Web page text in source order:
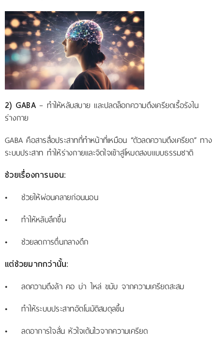
2) GABA– ทำให้หลับสบาย และปลดล็อกความตึงเครียดเรื้อรังใน
ร่างกาย
GABA คือสารสื่อประสาทที่ทำหน้าที่เหมือน “ตัวลดความตึงเครียด” ทาง
ระบบประสาท ทำให้ร่างกายและจิตใจเข้าสู่โหมดสงบแบบธรรมชาติ
ช่วยเรื่องการนอน:
• ช่วยให้ผ่อนคลายก่อนนอน
• ทำให้หลับลึกขึ้น
• ช่วยลดการตื่นกลางดึก
แต่ช่วยมากกว่านั้น:
• ลดความตึงล้า คอ บ่า ไหล่ ขมับ จากความเครียดสะสม
• ทำให้ระบบประสาทอัตโนมัติสมดุลขึ้น
• ลดอาการใจสั่น หัวใจเต้นไวจากความเครียด